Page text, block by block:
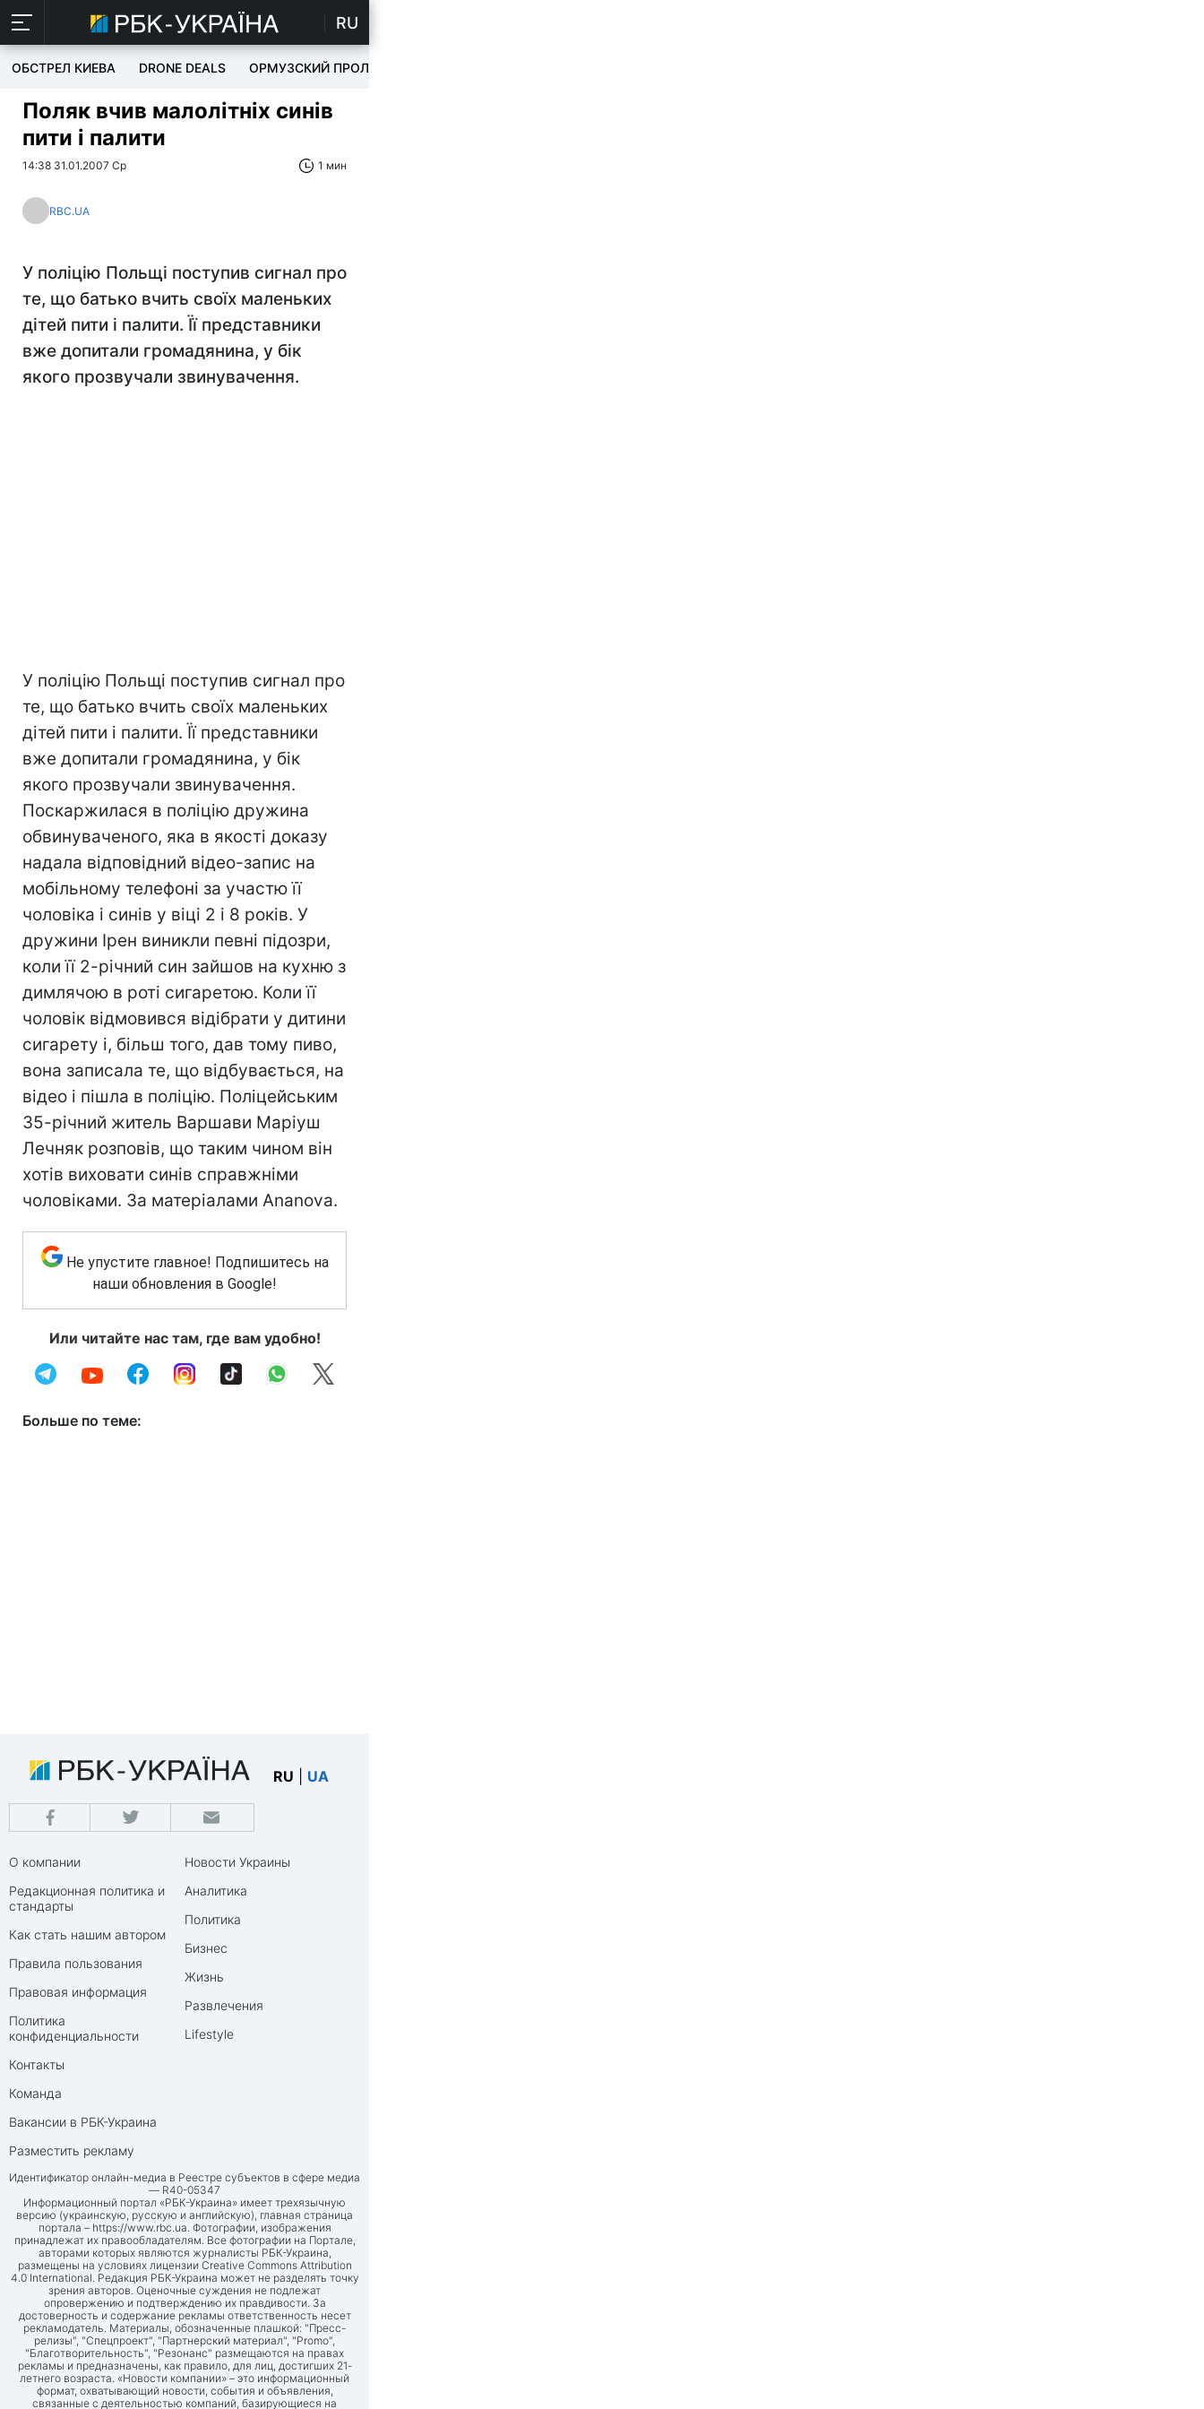
RU
ОБСТРЕЛ КИЕВА DRONE DEALS ОРМУЗСКИЙ ПРОЛИВ
Поляк вчив малолітніх синів
пити і палити
14:38 31.01.2007 Ср 1 мин
RBC.UA
У поліцію Польщі поступив сигнал про
те, що батько вчить своїх маленьких
дітей пити і палити. Її представники
вже допитали громадянина, у бік
якого прозвучали звинувачення.
У поліцію Польщі поступив сигнал про
те, що батько вчить своїх маленьких
дітей пити і палити. Її представники
вже допитали громадянина, у бік
якого прозвучали звинувачення.
Поскаржилася в поліцію дружина
обвинуваченого, яка в якості доказу
надала відповідний відео-запис на
мобільному телефоні за участю її
чоловіка і синів у віці 2 і 8 років. У
дружини Ірен виникли певні підозри,
коли її 2-річний син зайшов на кухню з
димлячою в роті сигаретою. Коли її
чоловік відмовився відібрати у дитини
сигарету і, більш того, дав тому пиво,
вона записала те, що відбувається, на
відео і пішла в поліцію. Поліцейським
35-річний житель Варшави Маріуш
Лечняк розповів, що таким чином він
хотів виховати синів справжніми
чоловіками. За матеріалами Ananova.
Не упустите главное! Подпишитесь на
наши обновления в Google!
Или читайте нас там, где вам удобно!
Больше по теме:
RU UA
О компании
Редакционная политика и
стандарты
Как стать нашим автором
Правила пользования
Правовая информация
Политика
конфиденциальности
Контакты
Команда
Вакансии в РБК-Украина
Разместить рекламу
Новости Украины
Аналитика
Политика
Бизнес
Жизнь
Развлечения
Lifestyle
Идентификатор онлайн-медиа в Реестре субъектов в сфере медиа
— R40-05347
Информационный портал «РБК-Украина» имеет трехязычную
версию (украинскую, русскую и английскую), главная страница
портала – https://www.rbc.ua. Фотографии, изображения
принадлежат их правообладателям. Все фотографии на Портале,
авторами которых являются журналисты РБК-Украина,
размещены на условиях лицензии Creative Commons Attribution
4.0 International. Редакция РБК-Украина может не разделять точку
зрения авторов. Оценочные суждения не подлежат
опровержению и подтверждению их правдивости. За
достоверность и содержание рекламы ответственность несет
рекламодатель. Материалы, обозначенные плашкой: "Пресс-
релизы", "Спецпроект", "Партнерский материал", "Promo",
"Благотворительность", "Резонанс" размещаются на правах
рекламы и предназначены, как правило, для лиц, достигших 21-
летнего возраста. «Новости компании» – это информационный
формат, охватывающий новости, события и объявления,
связанные с деятельностью компаний, базирующиеся на